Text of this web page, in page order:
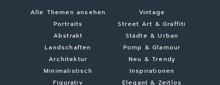
Alle Themen ansehen
Portraits
Abstrakt
Landschaften
Architektur
Minimalistisch
Figurativ
Vintage
Street Art & Graffiti
Städte & Urban
Pomp & Glamour
Neu & Trendy
Inspirationen
Elegant & Zeitlos